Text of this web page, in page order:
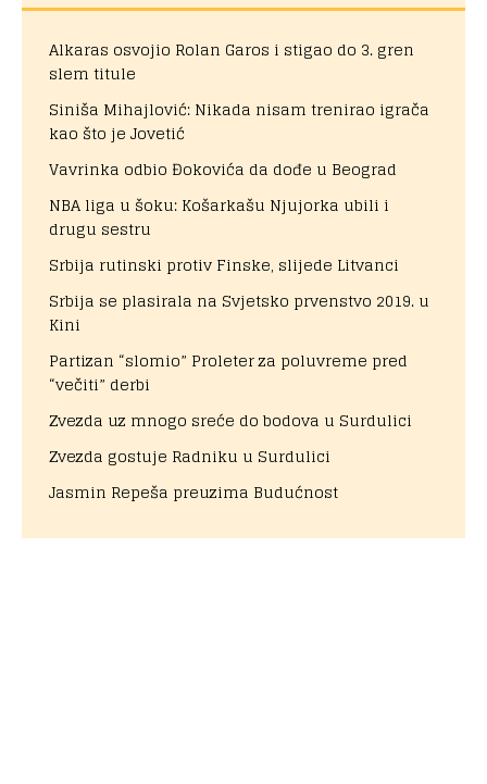
Alkaras osvojio Rolan Garos i stigao do 3. gren
slem titule
Siniša Mihajlović: Nikada nisam trenirao igrača
kao što je Jovetić
Vavrinka odbio Đokovića da dođe u Beograd
NBA liga u šoku: Košarkašu Njujorka ubili i
drugu sestru
Srbija rutinski protiv Finske, slijede Litvanci
Srbija se plasirala na Svjetsko prvenstvo 2019. u
Kini
Partizan “slomio” Proleter za poluvreme pred
“večiti” derbi
Zvezda uz mnogo sreće do bodova u Surdulici
Zvezda gostuje Radniku u Surdulici
Jasmin Repeša preuzima Budućnost